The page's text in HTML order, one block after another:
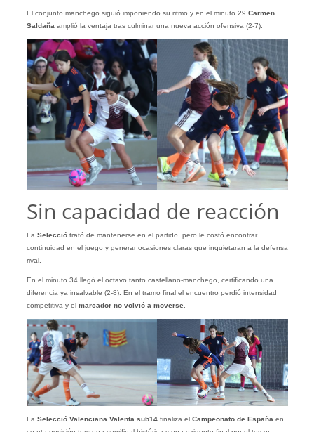
El conjunto manchego siguió imponiendo su ritmo y en el minuto 29 Carmen
Saldañaamplió la ventaja tras culminar una nueva acción ofensiva (2-7).
Sin capacidad de reacción
La Selecciótrató de mantenerse en el partido, pero le costó encontrar
continuidad en el juego y generar ocasiones claras que inquietaran a la defensa
rival.
En el minuto 34 llegó el octavo tanto castellano-manchego, certificando una
diferencia ya insalvable (2-8). En el tramo final el encuentro perdió intensidad
competitiva y el marcador no volvió a moverse.
La Selecció Valenciana Valenta sub14 finaliza el Campeonato de España en